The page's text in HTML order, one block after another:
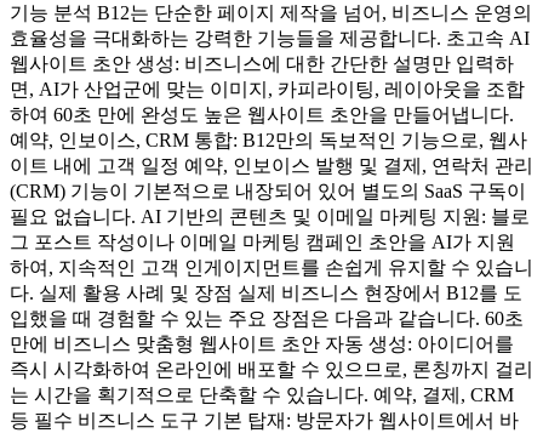
기능 분석 B12는 단순한 페이지 제작을 넘어, 비즈니스 운영의
효율성을 극대화하는 강력한 기능들을 제공합니다. 초고속 AI
웹사이트 초안 생성: 비즈니스에 대한 간단한 설명만 입력하
면, AI가 산업군에 맞는 이미지, 카피라이팅, 레이아웃을 조합
하여 60초 만에 완성도 높은 웹사이트 초안을 만들어냅니다.
예약, 인보이스, CRM 통합: B12만의 독보적인 기능으로, 웹사
이트 내에 고객 일정 예약, 인보이스 발행 및 결제, 연락처 관리
(CRM) 기능이 기본적으로 내장되어 있어 별도의 SaaS 구독이
필요 없습니다. AI 기반의 콘텐츠 및 이메일 마케팅 지원: 블로
그 포스트 작성이나 이메일 마케팅 캠페인 초안을 AI가 지원
하여, 지속적인 고객 인게이지먼트를 손쉽게 유지할 수 있습니
다. 실제 활용 사례 및 장점 실제 비즈니스 현장에서 B12를 도
입했을 때 경험할 수 있는 주요 장점은 다음과 같습니다. 60초
만에 비즈니스 맞춤형 웹사이트 초안 자동 생성: 아이디어를
즉시 시각화하여 온라인에 배포할 수 있으므로, 론칭까지 걸리
는 시간을 획기적으로 단축할 수 있습니다. 예약, 결제, CRM
등 필수 비즈니스 도구 기본 탑재: 방문자가 웹사이트에서 바